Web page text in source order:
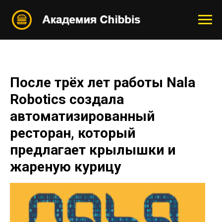
После трёх лет работы Nala
Robotics создала
автоматизированный
ресторан, который
предлагает крылышки и
жареную курицу